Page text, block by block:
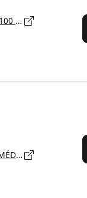
Cc Continent RN 89 le Mazaud, 19100 BRIVE LA GAILLARDE
Allée des Châteaux, 24160 SAINT-MÉDARD-D'EXCIDEUIL